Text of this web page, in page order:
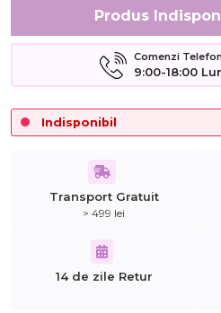
Produs
Comenzi
9:00-18:00
Indisponibil
Transport Gratuit
> 499 lei
14 de zile Retur